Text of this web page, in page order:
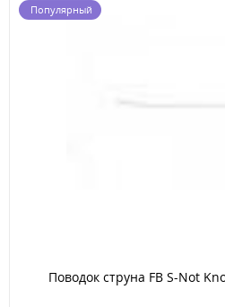
Популярный
Поводок струна FB S-Not